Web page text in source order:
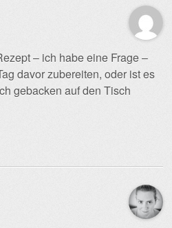
– ich habe eine Frage –
davor zubereiten, oder ist es
gebacken auf den Tisch